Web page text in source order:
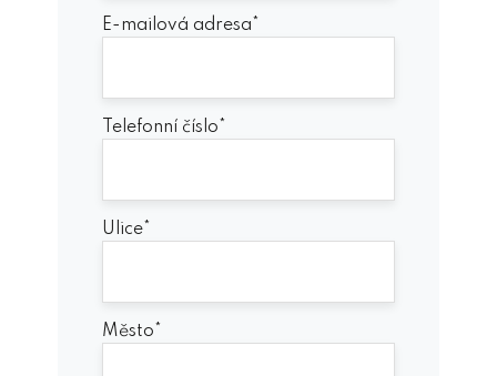
E-mailová adresa*
Telefonní číslo*
Ulice*
Město*